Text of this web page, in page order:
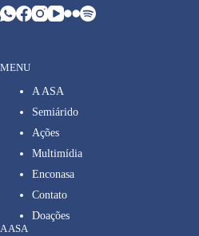
MENU
A ASA
Semiárido
Ações
Multimídia
Enconasa
Contato
Doações
A ASA